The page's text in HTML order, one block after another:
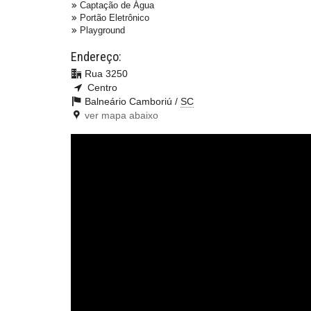
Captação de Água
Portão Eletrônico
Playground
Endereço:
Rua 3250
Centro
Balneário Camboriú / SC
ver mapa abaixo